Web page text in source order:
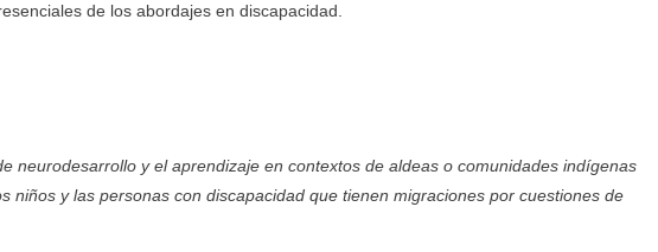
de los abordajes en discapacidad.
neurodesarrollo y el aprendizaje en contextos de aldeas o comunidades indígenas
niños y las personas con discapacidad que tienen migraciones por cuestiones de